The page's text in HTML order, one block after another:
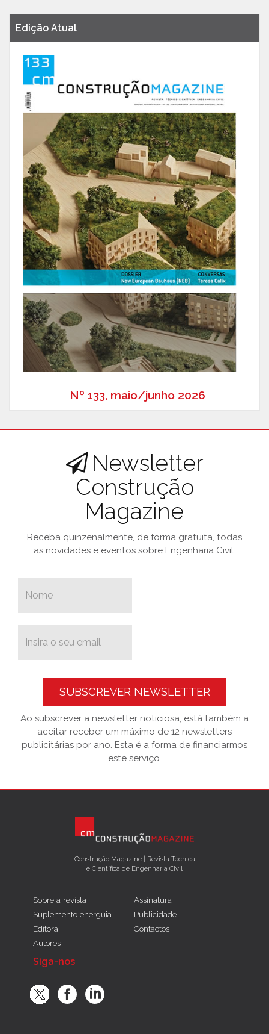
Edição Atual
Nº 133, maio/junho 2026
Newsletter
Construção
Magazine
Receba quinzenalmente, de forma gratuita, todas
as novidades e eventos sobre Engenharia Civil.
SUBSCREVER NEWSLETTER
Ao subscrever a newsletter noticiosa, está também a
aceitar receber um máximo de 12 newsletters
publicitárias por ano. Esta é a forma de financiarmos
este serviço.
Construção Magazine | Revista Técnica
e Científica de Engenharia Civil
Sobre a revista
Suplemento energuia
Editora
Autores
Assinatura
Publicidade
Contactos
Siga-nos